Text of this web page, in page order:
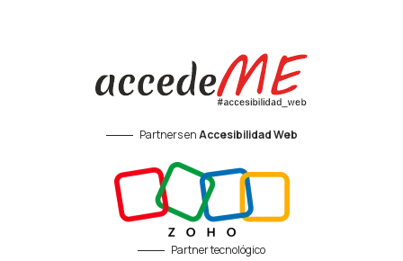
Partners enAccesibilidad Web
Partner tecnológico